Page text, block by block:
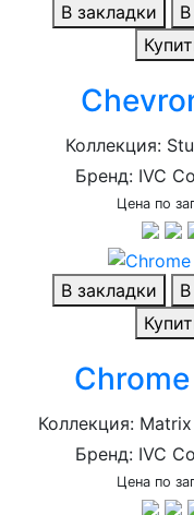
В закладки
Коллекция:
Бренд: IVC
Цена по
В закладки
Коллекция:
Бренд: IVC
Цена по